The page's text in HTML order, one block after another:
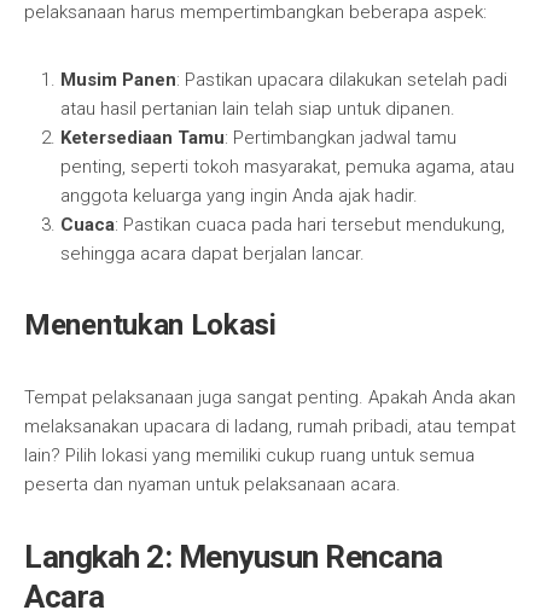
pelaksanaan harus mempertimbangkan beberapa aspek:
Musim Panen: Pastikan upacara dilakukan setelah padi
atau hasil pertanian lain telah siap untuk dipanen.
Ketersediaan Tamu: Pertimbangkan jadwal tamu
penting, seperti tokoh masyarakat, pemuka agama, atau
anggota keluarga yang ingin Anda ajak hadir.
Cuaca: Pastikan cuaca pada hari tersebut mendukung,
sehingga acara dapat berjalan lancar.
Menentukan Lokasi
Tempat pelaksanaan juga sangat penting. Apakah Anda akan
melaksanakan upacara di ladang, rumah pribadi, atau tempat
lain? Pilih lokasi yang memiliki cukup ruang untuk semua
peserta dan nyaman untuk pelaksanaan acara.
Langkah 2: Menyusun Rencana
Acara